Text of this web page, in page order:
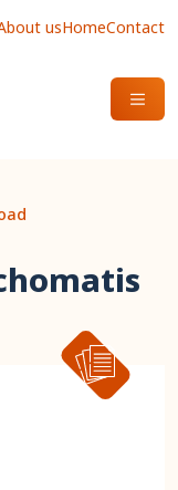
usHomeContact
OPEN